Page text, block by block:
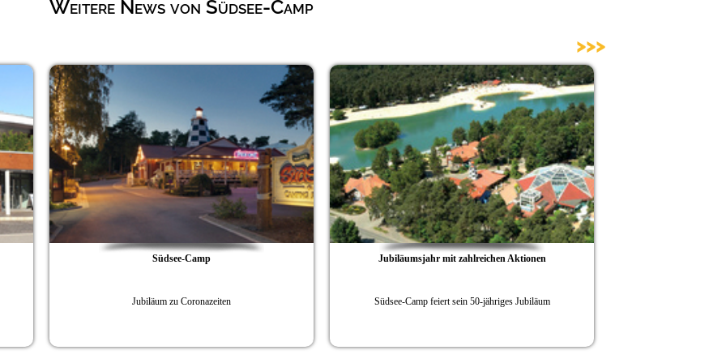
Weitere News von Südsee-Camp
Südsee-Camp
Jubiläum zu Coronazeiten
Jubiläumsjahr mit zahlreichen Aktionen
Südsee-Camp feiert sein 50-jähriges Jubiläum
>>>